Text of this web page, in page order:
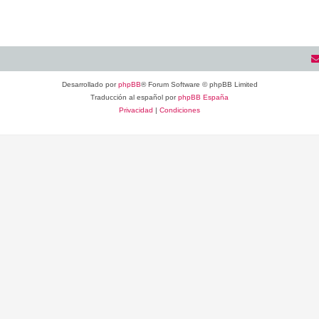
Desarrollado porphpBB® Forum Software © phpBB Limited
Traducción al español porphpBB España
Privacidad | Condiciones